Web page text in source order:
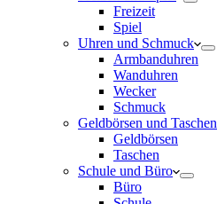
Freizeit
Spiel
Uhren und Schmuck
Armbanduhren
Wanduhren
Wecker
Schmuck
Geldbörsen und Taschen
Geldbörsen
Taschen
Schule und Büro
Büro